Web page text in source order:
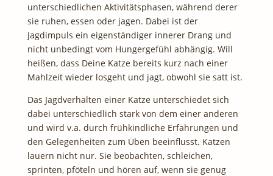
unterschiedlichen Aktivitätsphasen, während derer
sie ruhen, essen oder jagen. Dabei ist der
Jagdimpuls ein eigenständiger innerer Drang und
nicht unbedingt vom Hungergefühl abhängig. Will
heißen, dass Deine Katze bereits kurz nach einer
Mahlzeit wieder losgeht und jagt, obwohl sie satt ist.
Das Jagdverhalten einer Katze unterschiedet sich
dabei unterschiedlich stark von dem einer anderen
und wird v.a. durch frühkindliche Erfahrungen und
den Gelegenheiten zum Üben beeinflusst. Katzen
lauern nicht nur. Sie beobachten, schleichen,
sprinten, pföteln und hören auf, wenn sie genug